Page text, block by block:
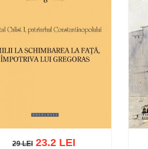
29 LEI 23.2 LEI